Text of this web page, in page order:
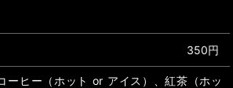
350円
ーヒー（ホット or アイス）、紅茶（ホッ